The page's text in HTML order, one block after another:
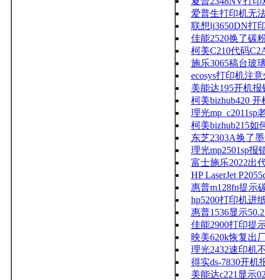
爱普生打印机无
联想lj3650DN打
佳能2520换了碳
柯美C210代码
施乐3065稿台玻
ecosys打印机注
美能达195开机报
柯美bizhub420 开
理光mp_c2011sp
柯美bizhub215如
东芝2303A换了
理光mp2501sp报
富士施乐2022出
HP LaserJet
惠普m128fn提示
hp5200打印机进
惠普1536显示
佳能2900打印提
映美620k恢复出
理光2432速印机
得实ds-7830开机
美能达c221显示